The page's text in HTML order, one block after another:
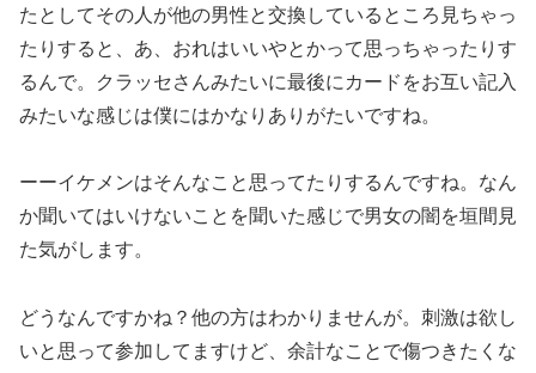
たとしてその人が他の男性と交換しているところ見ちゃっ
たりすると、あ、おれはいいやとかって思っちゃったりす
るんで。クラッセさんみたいに最後にカードをお互い記入
みたいな感じは僕にはかなりありがたいですね。
ーーイケメンはそんなこと思ってたりするんですね。なん
か聞いてはいけないことを聞いた感じで男女の闇を垣間見
た気がします。
どうなんですかね？他の方はわかりませんが。刺激は欲し
いと思って参加してますけど、余計なことで傷つきたくな